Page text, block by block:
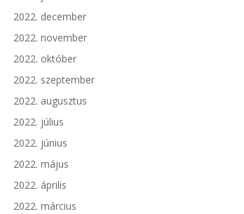
2022. december
2022. november
2022. október
2022. szeptember
2022. augusztus
2022. július
2022. június
2022. május
2022. április
2022. március